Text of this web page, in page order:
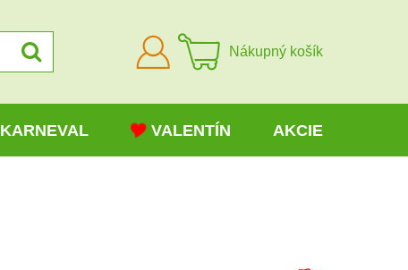
Prihlásiť
sa
Nákupný košík
KARNEVAL VALENTÍN AKCIE